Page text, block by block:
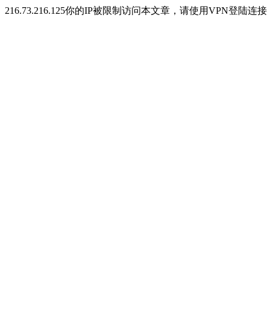
216.73.216.125你的IP被限制访问本文章，请使用VPN登陆连接